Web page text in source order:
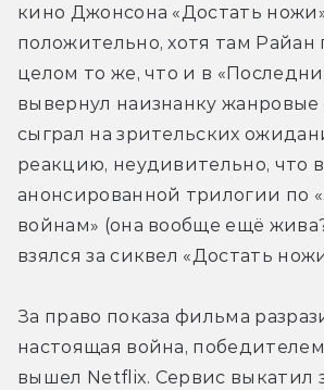
кино Джонсона «Достать
положительно, хотя там Райан
целом то же, что и в
вывернул наизнанку
сыграл на зрительских
реакцию, неудивительно, что
анонсированной трилогии по
войнам» (она вообще ещё
взялся за сиквел «Достать
За право показа фильма
настоящая война,
вышел Netflix. Сервис выкатил